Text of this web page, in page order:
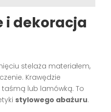
i dekoracja
stelaża materiałem,
Krawędzie
lub lamówką. To
stylowego abażuru.